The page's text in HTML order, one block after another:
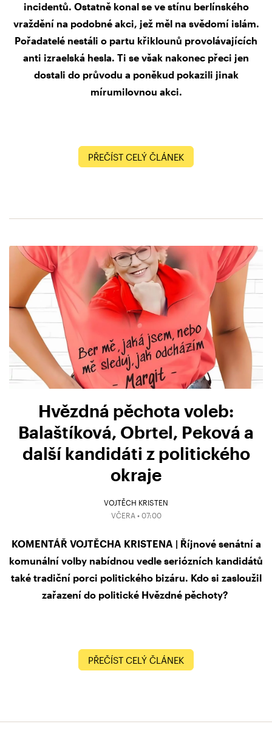
incidentů. Ostatně konal se ve stínu berlínského
vraždění na podobné akci, jež měl na svědomí islám.
Pořadatelé nestáli o partu křiklounů provolávajících
anti izraelská hesla. Ti se však nakonec přeci jen
dostali do průvodu a poněkud pokazili jinak
mírumilovnou akci.
PŘEČÍST CELÝ ČLÁNEK
Hvězdná pěchota voleb:
Balaštíková, Obrtel, Peková a
další kandidáti z politického
okraje
VOJTĚCH KRISTEN
VČERA • 07:00
KOMENTÁŘ VOJTĚCHA KRISTENA | Říjnové senátní a
komunální volby nabídnou vedle seriózních kandidátů
také tradiční porci politického bizáru. Kdo si zasloužil
zařazení do politické Hvězdné pěchoty?
PŘEČÍST CELÝ ČLÁNEK